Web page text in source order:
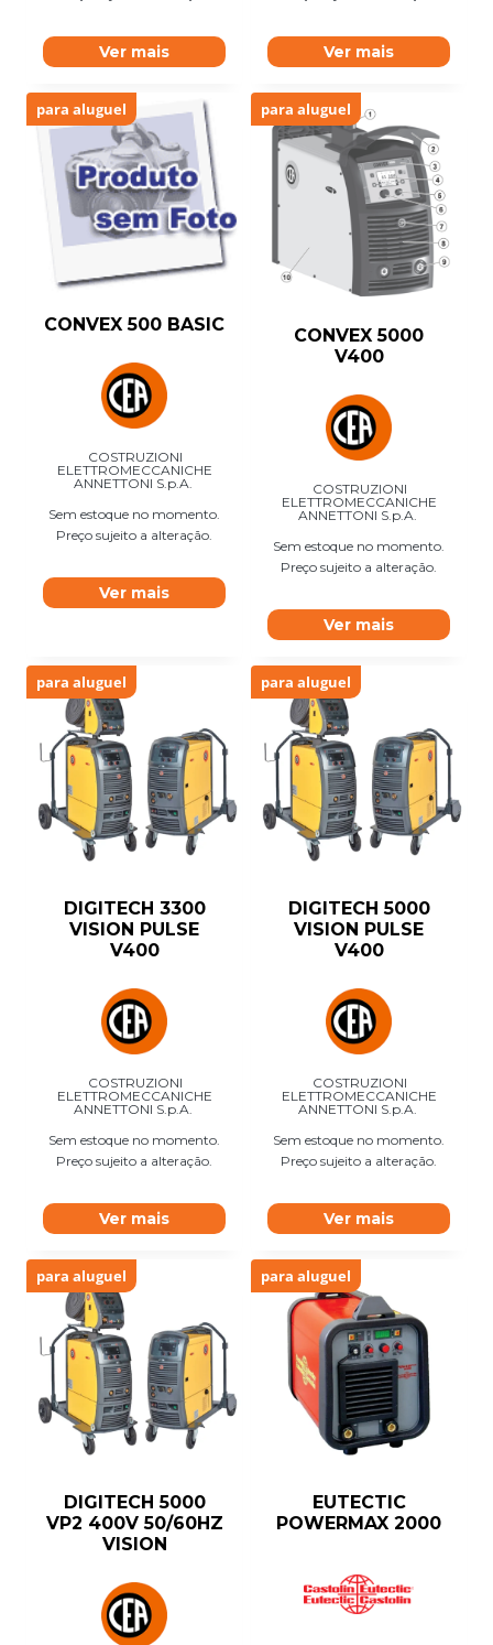
Ver mais Ver mais
para aluguel
CONVEX 500 BASIC
COSTRUZIONI
ELETTROMECCANICHE
ANNETTONI S.p.A.
Sem estoque no momento.
Preço sujeito a alteração.
Ver mais
para aluguel
CONVEX 5000
V400
COSTRUZIONI
ELETTROMECCANICHE
ANNETTONI S.p.A.
Sem estoque no momento.
Preço sujeito a alteração.
Ver mais
para aluguel
DIGITECH 3300
VISION PULSE
V400
COSTRUZIONI
ELETTROMECCANICHE
ANNETTONI S.p.A.
Sem estoque no momento.
Preço sujeito a alteração.
Ver mais
para aluguel
DIGITECH 5000
VISION PULSE
V400
COSTRUZIONI
ELETTROMECCANICHE
ANNETTONI S.p.A.
Sem estoque no momento.
Preço sujeito a alteração.
Ver mais
para aluguel
DIGITECH 5000
VP2 400V 50/60HZ
VISION
para aluguel
EUTECTIC
POWERMAX 2000